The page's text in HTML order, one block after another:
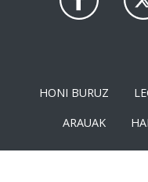
HONI BURUZ
ARAUAK